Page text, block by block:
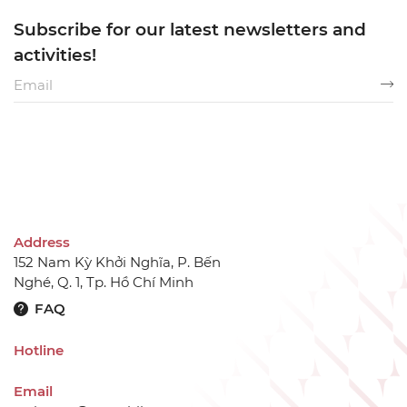
Address
152 Nam Kỳ Khởi Nghĩa, P. Bến
Nghé, Q. 1, Tp. Hồ Chí Minh
FAQ
Hotline
Email
Subscribe for our latest newsletters and
activities!